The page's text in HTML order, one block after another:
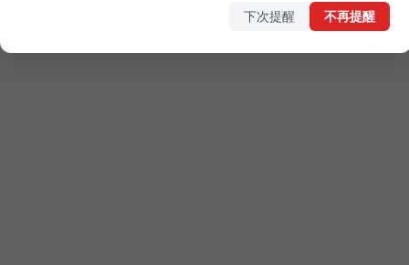
下次提醒 不再提醒